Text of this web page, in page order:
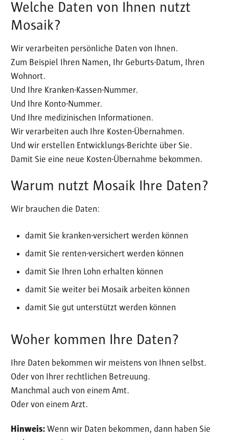
Welche Daten von Ihnen nutzt
Mosaik?
Wir verarbeiten persönliche Daten von Ihnen.
Zum Beispiel Ihren Namen, Ihr Geburts-Datum, Ihren
Wohnort.
Und Ihre Kranken-Kassen-Nummer.
Und Ihre Konto-Nummer.
Und Ihre medizinischen Informationen.
Wir verarbeiten auch Ihre Kosten-Übernahmen.
Und wir erstellen Entwicklungs-Berichte über Sie.
Damit Sie eine neue Kosten-Übernahme bekommen.
Warum nutzt Mosaik Ihre Daten?
Wir brauchen die Daten:
damit Sie kranken-versichert werden können
damit Sie renten-versichert werden können
damit Sie Ihren Lohn erhalten können
damit Sie weiter bei Mosaik arbeiten können
damit Sie gut unterstützt werden können
Woher kommen Ihre Daten?
Ihre Daten bekommen wir meistens von Ihnen selbst.
Oder von Ihrer rechtlichen Betreuung.
Manchmal auch von einem Amt.
Oder von einem Arzt.
Hinweis: Wenn wir Daten bekommen, dann haben Sie